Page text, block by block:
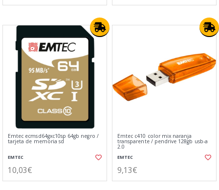
Emtec ecmsd64gxc10sp 64gb negro /
tarjeta de memoria sd
EMTEC
10,03€
Emtec c410 color mix naranja
transparente / pendrive 128gb usb-a
2.0
EMTEC
9,13€